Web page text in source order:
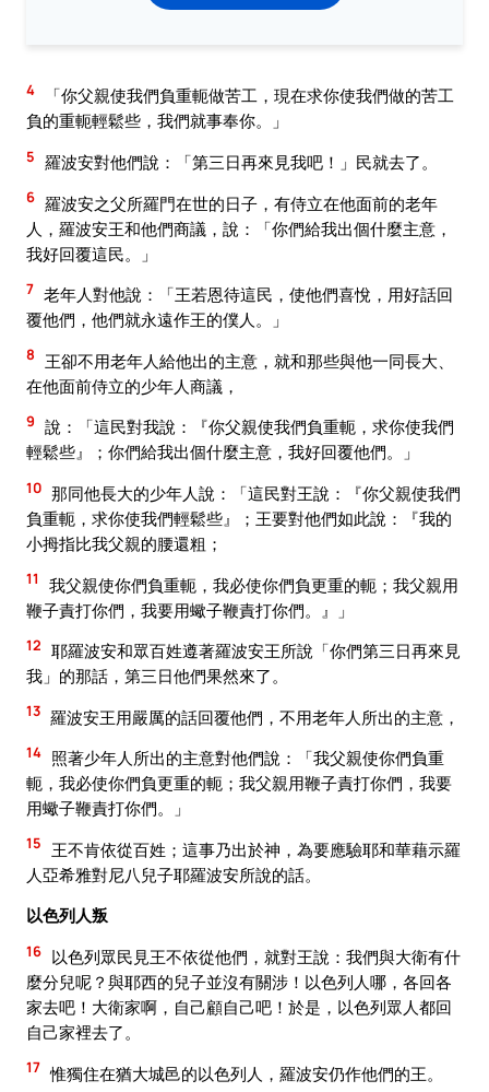
4
「你父親使我們負重軛做苦工，現在求你使我們做的苦工
負的重軛輕鬆些，我們就事奉你。」
5 羅波安對他們說：「第三日再來見我吧！」民就去了。
6 羅波安之父所羅門在世的日子，有侍立在他面前的老年
人，羅波安王和他們商議，說：「你們給我出個什麼主意，
我好回覆這民。」
7 老年人對他說：「王若恩待這民，使他們喜悅，用好話回
覆他們，他們就永遠作王的僕人。」
8
王卻不用老年人給他出的主意，就和那些與他一同長大、
在他面前侍立的少年人商議，
9 說：「這民對我說：『你父親使我們負重軛，求你使我們
輕鬆些』；你們給我出個什麼主意，我好回覆他們。」
10 那同他長大的少年人說：「這民對王說：『你父親使我們
負重軛，求你使我們輕鬆些』；王要對他們如此說：『我的
小拇指比我父親的腰還粗；
11
我父親使你們負重軛，我必使你們負更重的軛；我父親用
鞭子責打你們，我要用蠍子鞭責打你們。』」
12 耶羅波安和眾百姓遵著羅波安王所說「你們第三日再來見
我」的那話，第三日他們果然來了。
13 羅波安王用嚴厲的話回覆他們，不用老年人所出的主意，
14 照著少年人所出的主意對他們說：「我父親使你們負重
軛，我必使你們負更重的軛；我父親用鞭子責打你們，我要
用蠍子鞭責打你們。」
15
王不肯依從百姓；這事乃出於神，為要應驗耶和華藉示羅
人亞希雅對尼八兒子耶羅波安所說的話。
以色列人叛
16 以色列眾民見王不依從他們，就對王說：我們與大衛有什
麼分兒呢？與耶西的兒子並沒有關涉！以色列人哪，各回各
家去吧！大衛家啊，自己顧自己吧！於是，以色列眾人都回
自己家裡去了。
17 惟獨住在猶大城邑的以色列人，羅波安仍作他們的王。